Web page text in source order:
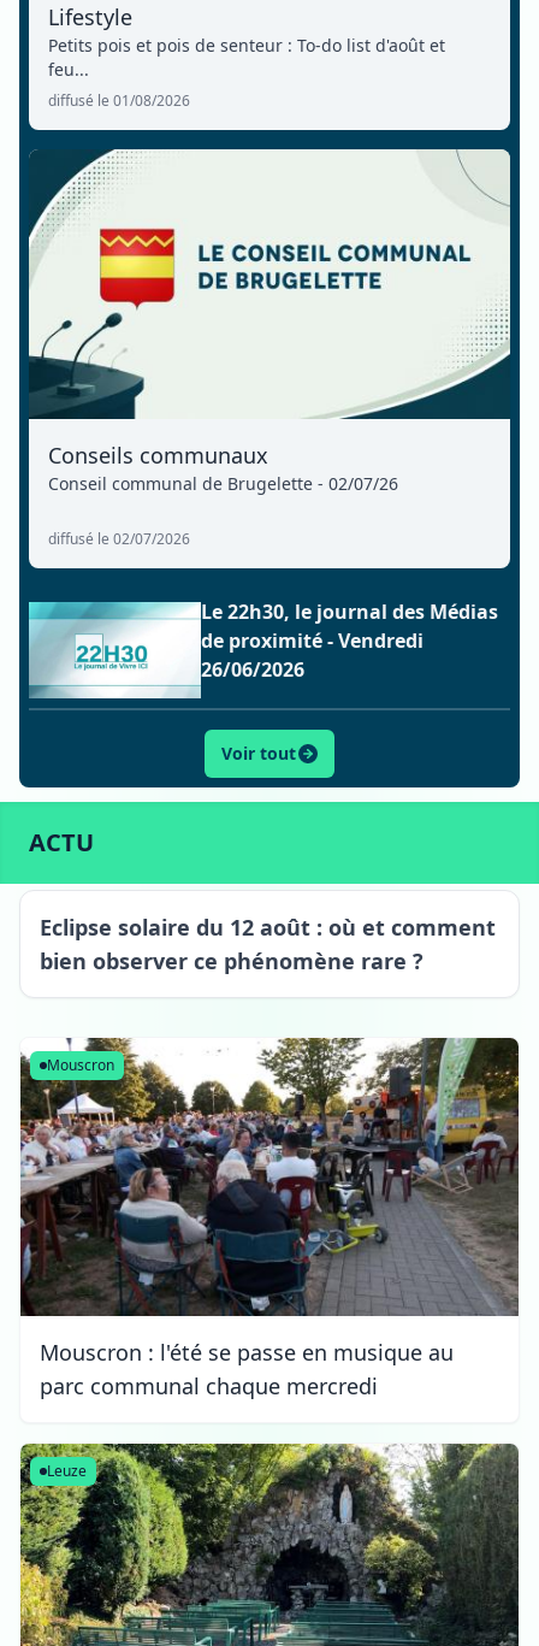
Lifestyle
Petits pois et pois de senteur : To-do list d'août et
feu...
diffusé le 01/08/2026
Conseils communaux
Conseil communal de Brugelette - 02/07/26
diffusé le 02/07/2026
Le 22h30, le journal des Médias
de proximité - Vendredi
26/06/2026
Voir tout
ACTU
Eclipse solaire du 12 août : où et comment
bien observer ce phénomène rare ?
Mouscron
Mouscron : l'été se passe en musique au
parc communal chaque mercredi
Leuze